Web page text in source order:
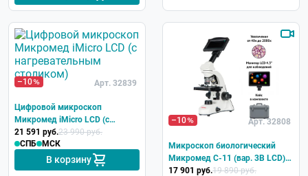
–10 Арт. 32839
Цифровой микроскоп
Микромед iMicro LCD (с
нагревательным столиком)
21 591 руб.23 990 руб.
СПБ
МСК
В корзину
–10 Арт. 32808
Микроскоп биологический
Микромед С-11 (вар. 3B LСD)
цифровой в кейсе
17 901 руб.19 890 руб.